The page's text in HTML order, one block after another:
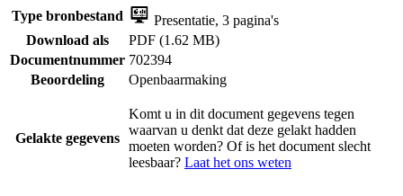
Type bronbestand
Presentatie, 3 pagina's
Download als
PDF (1.62 MB)
Documentnummer 702394
Beoordeling
Openbaarmaking
Gelakte gegevens
Komt u in dit document gegevens tegen
waarvan u denkt dat deze gelakt hadden
moeten worden? Of is het document slecht
leesbaar? Laat het ons weten